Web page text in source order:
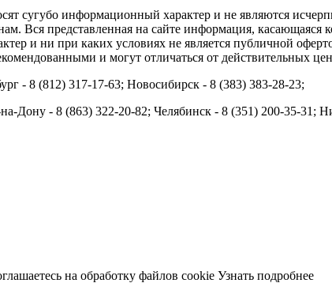
сугубо информационный характер и не являются
Вся представленная на сайте информация, касающаяся
и ни при каких условиях не является публичной
и могут отличаться от действительных
- 8 (812) 317-17-63; Новосибирск - 8 (383) 383-28-23;
Дону - 8 (863) 322-20-82; Челябинск - 8 (351) 200-35-31;
на обработку файлов cookie Узнать подробнее